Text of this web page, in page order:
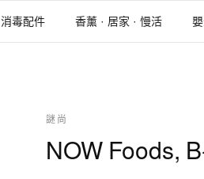
消毒配件 香薰 · 居家 · 慢活
謎尚
NOW Foods,